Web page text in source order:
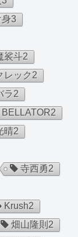
身3
裟斗2
レック2
ラ2
BELLATOR2
晴2
寺西勇2
Krush2
畑山隆則 2